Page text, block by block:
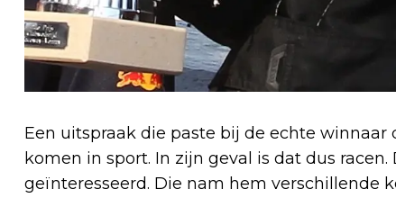
Een uitspraak die paste bij de echte winnaar
komen in sport. In zijn geval is dat dus
geïnteresseerd. Die nam hem verschillende